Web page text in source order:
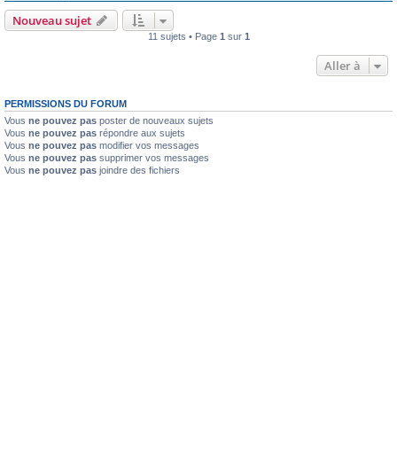
Nouveau sujet
11 sujets • Page 1 sur 1
Aller à
PERMISSIONS DU FORUM
Vous ne pouvez pas poster de nouveaux sujets
Vous ne pouvez pas répondre aux sujets
Vous ne pouvez pas modifier vos messages
Vous ne pouvez pas supprimer vos messages
Vous ne pouvez pas joindre des fichiers